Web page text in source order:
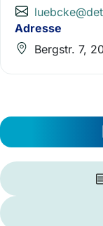
Adresse
Bergstr. 7,